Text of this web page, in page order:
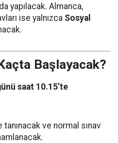
yapılacak. Almanca,
ise yalnızca Sosyal
Başlayacak?
saat 10.15’te
tanınacak ve normal sınav